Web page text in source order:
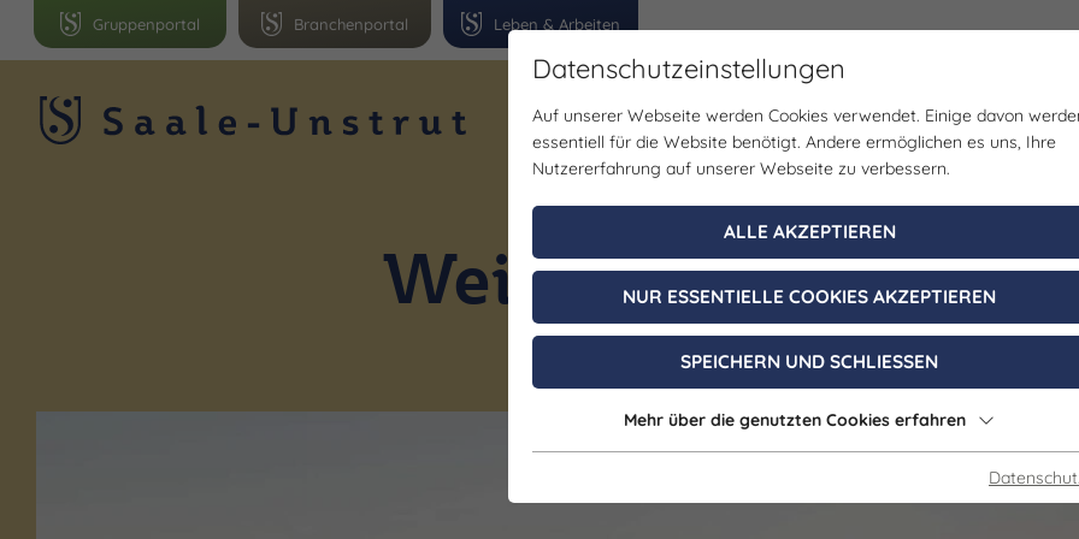
Leben & Arbeiten
Branchenportal
Gruppenportal
Region Erlebnisse Veranstaltungen Planen
Aussichtspunkt
Weinbau am
Bad Lauchstädt, Goethestadt OT Klobikau
Datenschutzeinstellungen
Auf unserer Webseite werden Cookies verwendet. Einige davon
essentiell für die Website benötigt. Andere ermöglichen es uns, Ihre
Nutzererfahrung auf unserer Webseite zu verbessern.
ALLE AKZEPTIEREN
NUR ESSENTIELLE COOKIES AKZEPTIEREN
SPEICHERN UND SCHLIESSEN
Mehr über die genutzten Cookies erfahren